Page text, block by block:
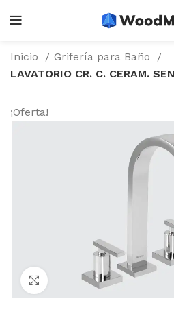
Inicio
Grifería para Baño
LAVATORIO CR. C. CERAM.
¡Oferta!
Haga Click para agrandar